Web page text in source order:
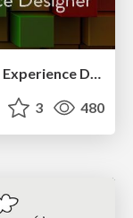
More Than Pixels: Becoming A User Experience Designer
3 480